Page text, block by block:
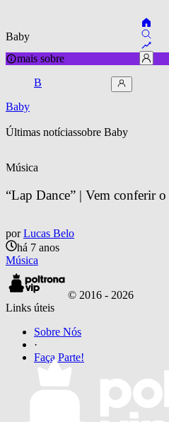
Baby
mais sobre
B
Baby
Últimas notíciassobre Baby
Música
“Lap Dance” | Vem conferir
por Lucas Belo
há 7 anos
Música
© 2016 - 2026
Links úteis
Sobre Nós
·
Faça Parte!